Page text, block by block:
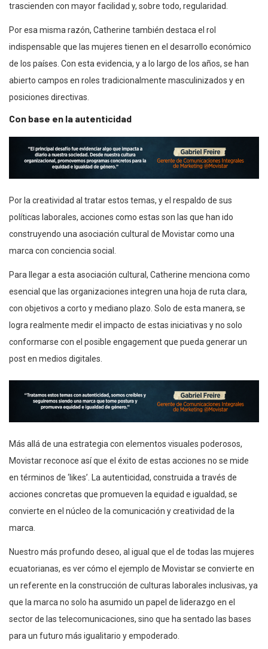
trascienden con mayor facilidad y, sobre todo, regularidad.
Por esa misma razón, Catherine también destaca el rol
indispensable que las mujeres tienen en el desarrollo económico
de los países. Con esta evidencia, y a lo largo de los años, se han
abierto campos en roles tradicionalmente masculinizados y en
posiciones directivas.
Con base en la autenticidad
Por la creatividad al tratar estos temas, y el respaldo de sus
políticas laborales, acciones como estas son las que han ido
construyendo una asociación cultural de Movistar como una
marca con conciencia social.
Para llegar a esta asociación cultural, Catherine menciona como
esencial que las organizaciones integren una hoja de ruta clara,
con objetivos a corto y mediano plazo. Solo de esta manera, se
logra realmente medir el impacto de estas iniciativas y no solo
conformarse con el posible engagement que pueda generar un
post en medios digitales.
Más allá de una estrategia con elementos visuales poderosos,
Movistar reconoce así que el éxito de estas acciones no se mide
en términos de ‘likes’. La autenticidad, construida a través de
acciones concretas que promueven la equidad e igualdad, se
convierte en el núcleo de la comunicación y creatividad de la
marca.
Nuestro más profundo deseo, al igual que el de todas las mujeres
ecuatorianas, es ver cómo el ejemplo de Movistar se convierte en
un referente en la construcción de culturas laborales inclusivas, ya
que la marca no solo ha asumido un papel de liderazgo en el
sector de las telecomunicaciones, sino que ha sentado las bases
para un futuro más igualitario y empoderado.